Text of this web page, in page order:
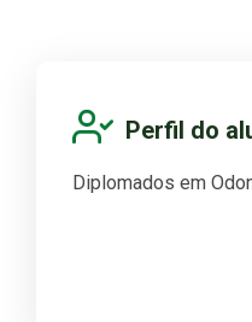
Perfil do
Diplomados em